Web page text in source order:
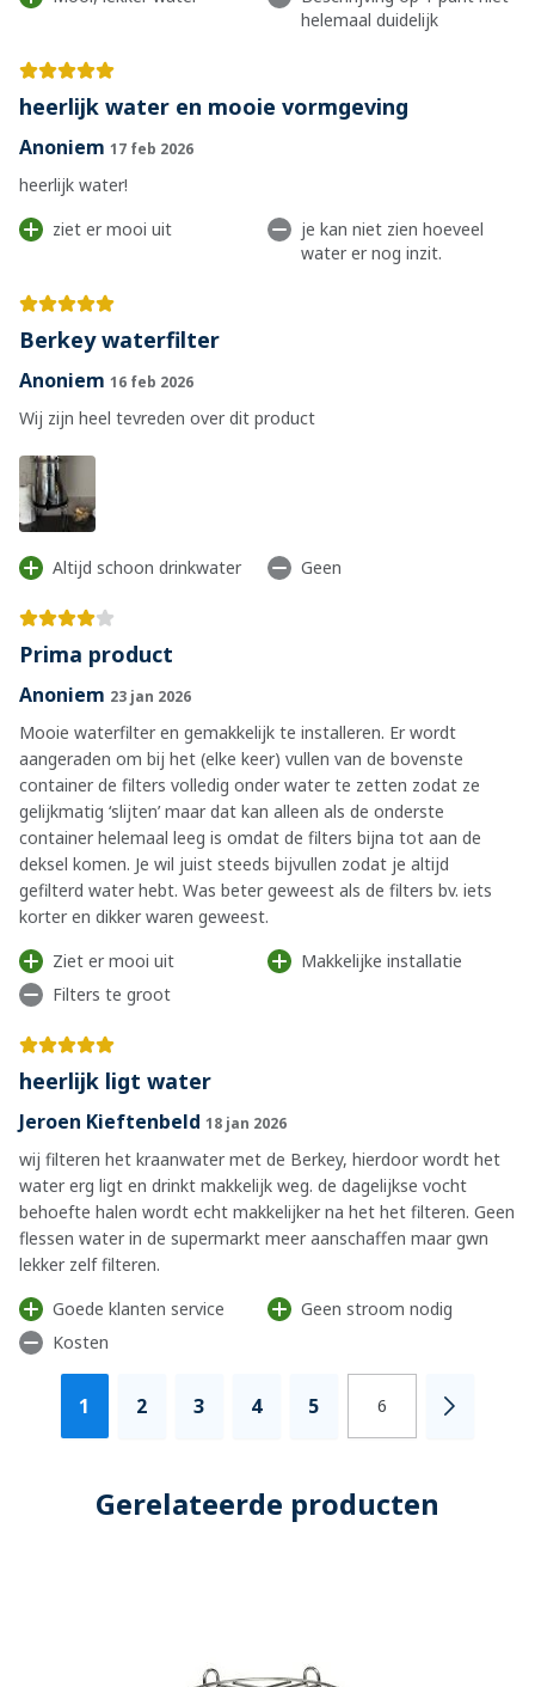
helemaal duidelijk
heerlijk water en mooie vormgeving
Anoniem 17 feb 2026
heerlijk water!
ziet er mooi uit
je kan niet zien hoeveel
water er nog inzit.
Berkey waterfilter
Anoniem 16 feb 2026
Wij zijn heel tevreden over dit product
Altijd schoon drinkwater Geen
Prima product
Anoniem 23 jan 2026
Mooie waterfilter en gemakkelijk te installeren. Er wordt
aangeraden om bij het (elke keer) vullen van de bovenste
container de filters volledig onder water te zetten zodat ze
gelijkmatig ‘slijten’ maar dat kan alleen als de onderste
container helemaal leeg is omdat de filters bijna tot aan de
deksel komen. Je wil juist steeds bijvullen zodat je altijd
gefilterd water hebt. Was beter geweest als de filters bv. iets
korter en dikker waren geweest.
Ziet er mooi uit
Makkelijke installatie
Filters te groot
heerlijk ligt water
Jeroen Kieftenbeld 18 jan 2026
wij filteren het kraanwater met de Berkey, hierdoor wordt het
water erg ligt en drinkt makkelijk weg. de dagelijkse vocht
behoefte halen wordt echt makkelijker na het het filteren. Geen
flessen water in de supermarkt meer aanschaffen maar gwn
lekker zelf filteren.
Goede klanten service
Geen stroom nodig
Kosten
U lees momenteel pagina
1 Pagina
2 Pagina
3 Pagina
4 Pagina
5 Pagina
6 Pagina
Gerelateerde producten